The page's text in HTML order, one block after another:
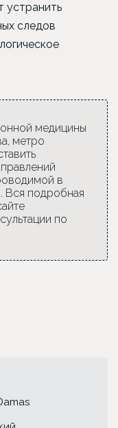
устранить
следов
медицины
метро
в
Вся подробная
по